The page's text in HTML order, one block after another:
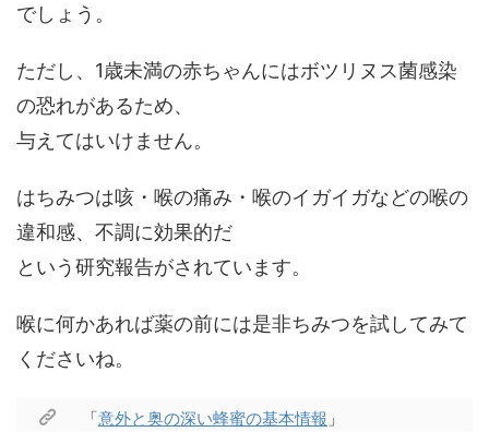
でしょう。
ただし、1歳未満の赤ちゃんにはボツリヌス菌感染
の恐れがあるため、
与えてはいけません。
はちみつは咳・喉の痛み・喉のイガイガなどの喉の
違和感、不調に効果的だ
という研究報告がされています。
喉に何かあれば薬の前には是非ちみつを試してみて
くださいね。
「意外と奥の深い蜂蜜の基本情報 」